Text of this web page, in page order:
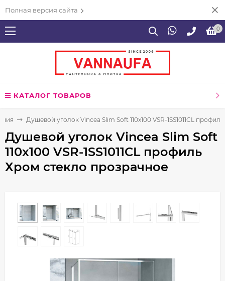
Полная версия сайта
0
КАТАЛОГ ТОВАРОВ
Душевой уголок Vincea Slim Soft 110x100 VSR-1SS1011CL
Душевой уголок Vincea Slim Soft
110x100 VSR-1SS1011CL профиль
Хром стекло прозрачное